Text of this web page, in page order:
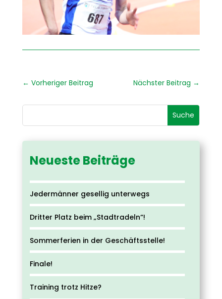
← Vorheriger Beitrag Nächster Beitrag →
Neueste Beiträge
Jedermänner gesellig unterwegs
Dritter Platz beim „Stadtradeln“!
Sommerferien in der Geschäftsstelle!
Finale!
Training trotz Hitze?